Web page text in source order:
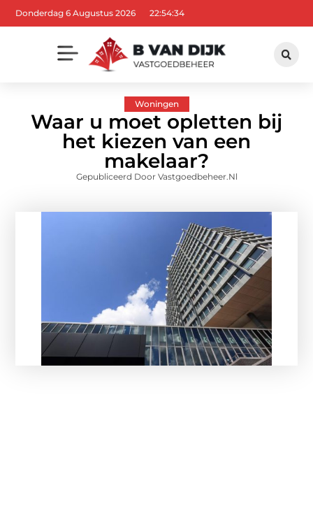
Donderdag 6 Augustus 2026 22:54:35
Woningen
Waar u moet opletten bij
het kiezen van een
makelaar?
Gepubliceerd Door Vastgoedbeheer.nl